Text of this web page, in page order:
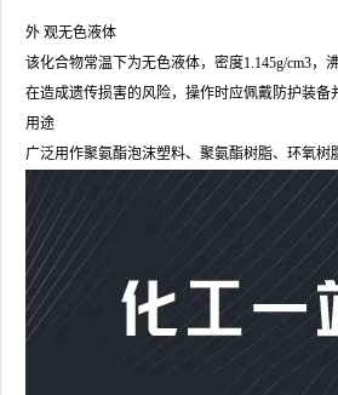
外 观无色液体
该化合物常温下为无色液体，密度1.145g/cm3
在造成遗传损害的风险，操作时应佩戴防护装备
用途
广泛用作聚氨酯泡沫塑料、聚氨酯树脂、环氧